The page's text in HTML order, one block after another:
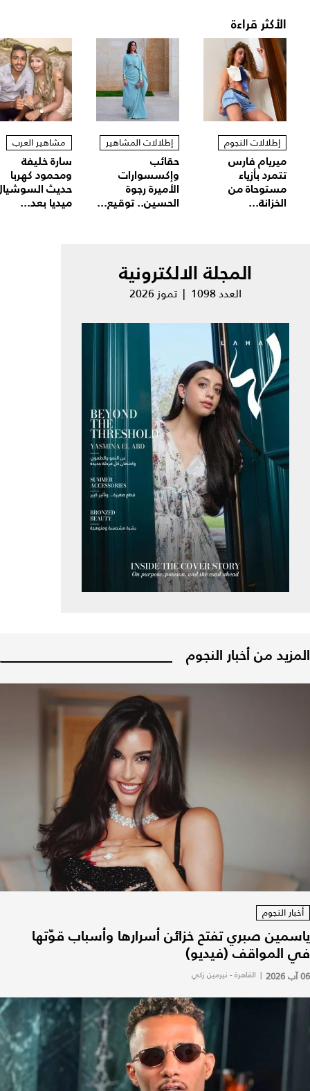
الأكثر قراءة
إطلالات النجوم
ميريام فارس
تتمرد بأزياء
مستوحاة من
الخزانة...
إطلالات المشاهير
حقائب
وإكسسوارات
الأميرة رجوة
الحسين.. توقيع...
مشاهير العرب
سارة خليفة
ومحمود كهربا
حديث
ميديا بعد...
المجلة الالكترونية
العدد 1098 | تموز 2026
المزيد من أخبار النجوم
أخبار النجوم
ياسمين صبري تفتح خزائن أسرارها وأسباب قوّتها
في المواقف (فيديو)
06 آب 2026 | القاهرة - نيرمين زكي